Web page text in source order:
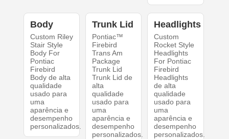
Body
Custom Riley
Stair Style
Body For
Pontiac
Firebird
Body de alta
qualidade
usado para
uma
aparência e
desempenho
personalizados.
Trunk Lid
Pontiac™
Firebird
Trans Am
Package
Trunk Lid
Trunk Lid de
alta
qualidade
usado para
uma
aparência e
desempenho
personalizados.
Headlights
Custom
Rocket Style
Headlights
For Pontiac
Firebird
Headlights
de alta
qualidade
usado para
uma
aparência e
desempenho
personalizados.